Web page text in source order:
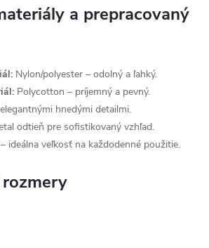
a prepracovaný
Nylon/polyester – odolný a ľahký.
Polycotton – príjemný a pevný.
hnedými detailmi.
odtieň pre sofistikovaný vzhľad.
ideálna veľkosť na každodenné použitie.